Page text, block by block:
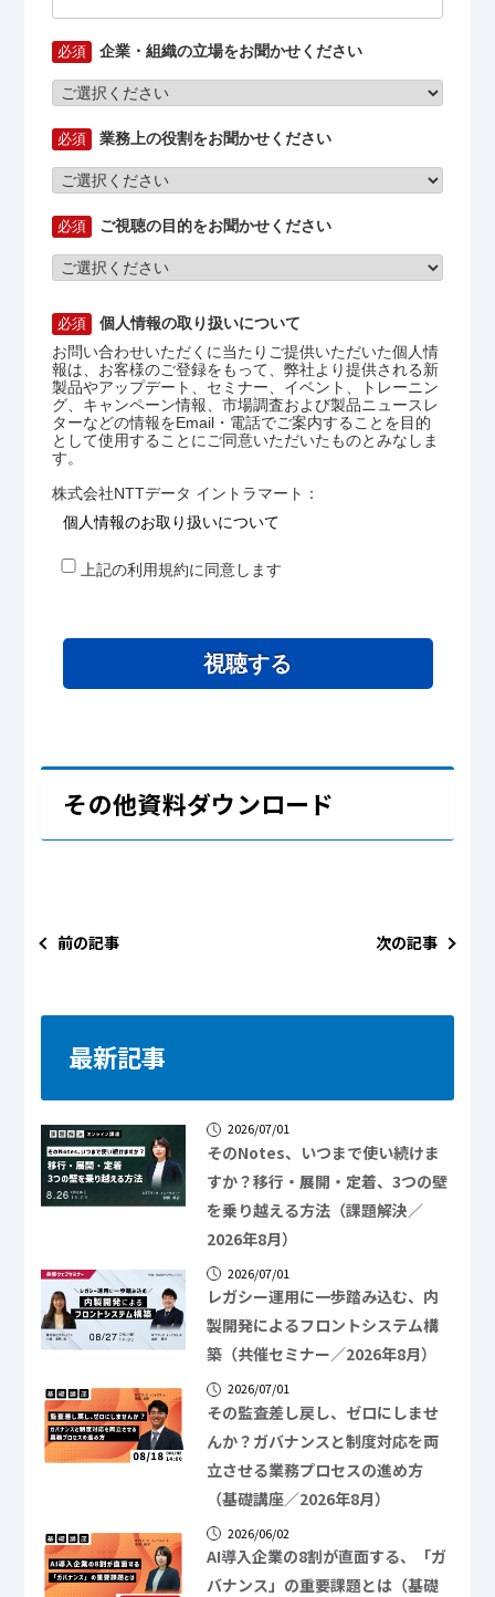
企業・組織の立場をお聞かせください
業務上の役割をお聞かせください
ご視聴の目的をお聞かせください
個人情報の取り扱いについて
お問い合わせいただくに当たりご提供いただいた個人情
報は、お客様のご登録をもって、弊社より提供される新
製品やアップデート、セミナー、イベント、トレーニン
グ、キャンペーン情報、市場調査および製品ニュースレ
ターなどの情報をEmail・電話でご案内することを目的
として使用することにご同意いただいたものとみなしま
す。
株式会社NTTデータ イントラマート：
個人情報のお取り扱いについて
上記の利用規約に同意します
視聴する
その他資料ダウンロード
前の記事 次の記事
最新記事
2026/07/01
そのNotes、いつまで使い続けま
すか？移行・展開・定着、3つの壁
を乗り越える方法（課題解決／
2026年8月）
2026/07/01
レガシー運用に一歩踏み込む、内
製開発によるフロントシステム構
築（共催セミナー／2026年8月）
2026/07/01
その監査差し戻し、ゼロにしませ
んか？ガバナンスと制度対応を両
立させる業務プロセスの進め方
（基礎講座／2026年8月）
2026/06/02
AI導入企業の8割が直面する、「ガ
バナンス」の重要課題とは（基礎